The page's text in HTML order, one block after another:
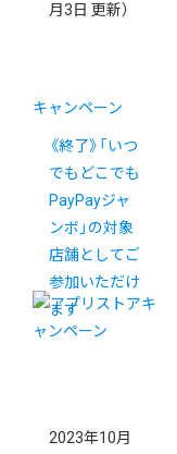
月3日 更新）
キャンペーン
《終了》「いつ
でもどこでも
PayPayジャ
ンボ」の対象
店舗としてご
参加いただけ
ます
2023年10月